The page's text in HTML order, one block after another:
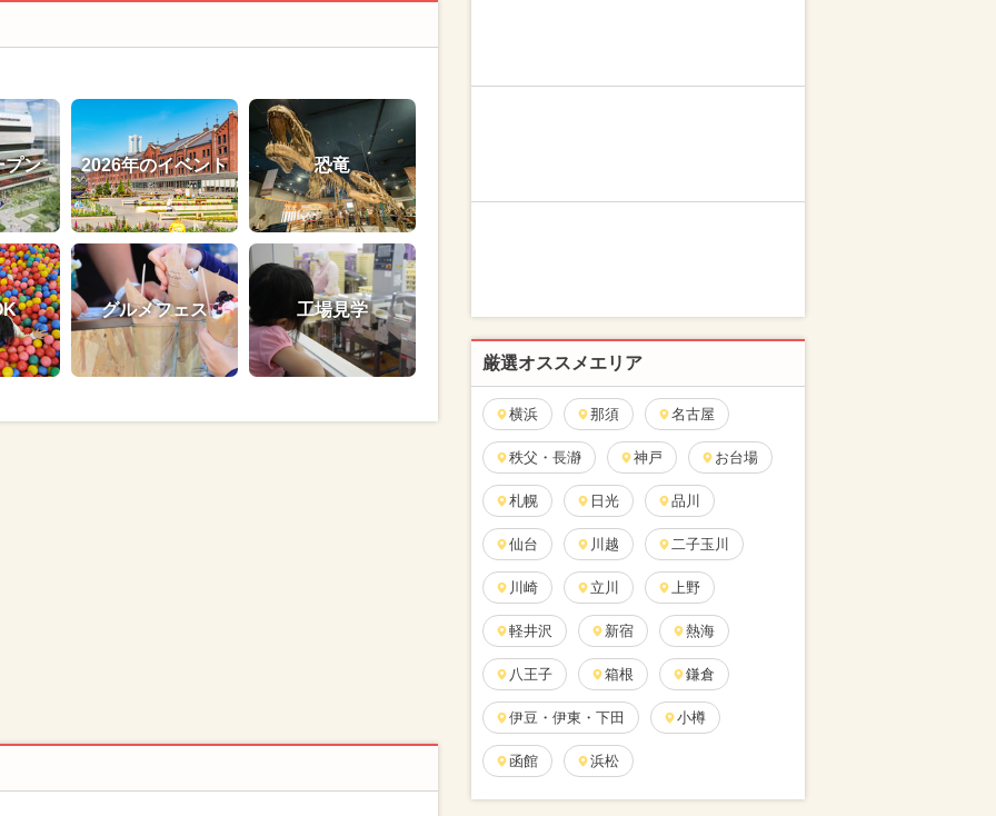
プン 2026年のイベント 恐竜
グルメフェス 工場見学
厳選オススメエリア
横浜 那須 名古屋
秩父・長瀞 神戸 お台場
札幌 日光 品川
仙台 川越 二子玉川
川崎 立川 上野
軽井沢 新宿 熱海
八王子 箱根 鎌倉
伊豆・伊東・下田 小樽
函館 浜松